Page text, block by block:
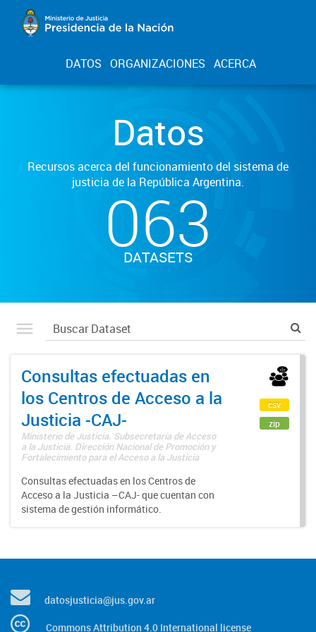
DATOS ORGANIZACIONES ACERCA
Datos
Recursos acerca del funcionamiento del sistema de
justicia de la República Argentina.
063
DATASETS
Consultas efectuadas en
los Centros de Acceso a la
Justicia -CAJ-
Ministerio de Justicia. Subsecretaría de Acceso
a la Justicia. Dirección Nacional de Promoción y
Fortalecimiento para el Acceso a la Justicia
Consultas efectuadas en los Centros de
Acceso a la Justicia –CAJ- que cuentan con
sistema de gestión informático.
csv
zip
datosjusticia@jus.gov.ar
Commons Attribution 4.0 International license